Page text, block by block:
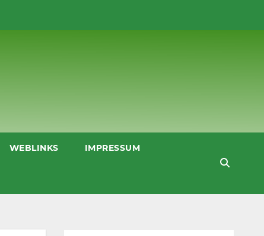
WEBLINKS IMPRESSUM